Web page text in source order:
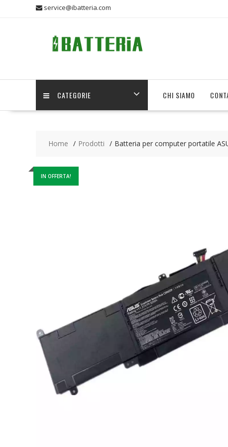
service@ibatteria.com
CATEGORIE CHI SIAMO
Home Prodotti Batteria per computer portatile
IN OFFERTA!